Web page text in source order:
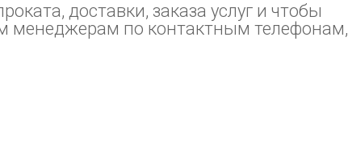
доставки, заказа услуг и чтобы
менеджерам по контактным телефонам,